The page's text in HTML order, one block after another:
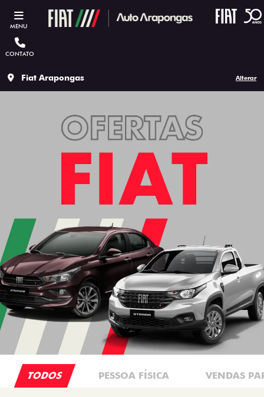
MENU
CONTATO
Fiat Arapongas Alterar
TODOS PESSOA FÍSICA VENDAS